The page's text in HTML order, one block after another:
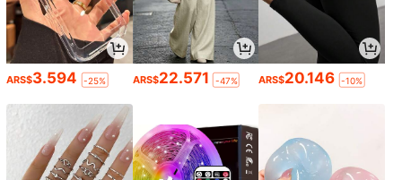
ARS$3.594 -25% ARS$22.571 -47% ARS$20.146 -10%